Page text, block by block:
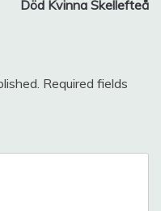
Död Kvinna Skellefteå
Required fields